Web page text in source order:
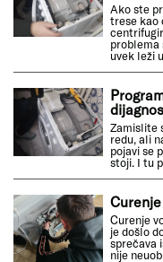
Ako ste
trese kao
problema
uvek leži
Zamislite
redu, ali
pojavi se
stoji. I tu
Curenje
je došlo
sprečava
nije